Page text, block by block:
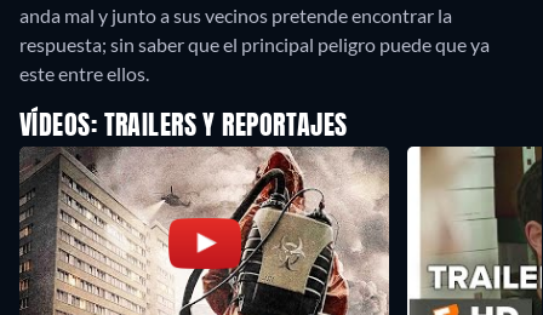
anda mal y junto a sus vecinos pretende encontrar la
respuesta; sin saber que el principal peligro puede que ya
este entre ellos.
VÍDEOS: TRAILERS Y REPORTAJES